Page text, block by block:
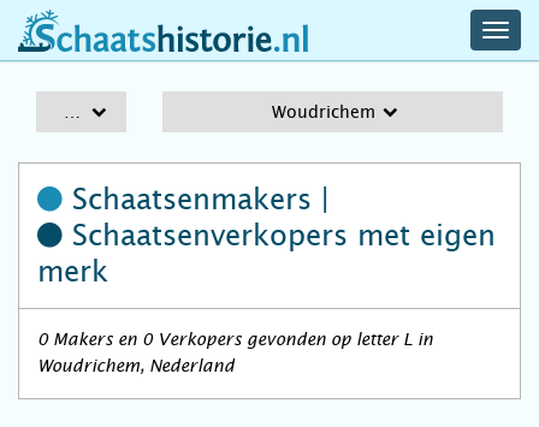
schaatshistorie.nl
Woudrichem
Schaatsenmakers |
Schaatsenverkopers met eigen
merk
0 Makers en 0 Verkopers gevonden op letter L in
Woudrichem, Nederland